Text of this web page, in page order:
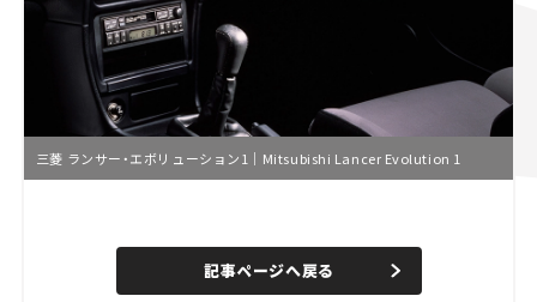
三菱 ランサー・エボリューション1｜Mitsubishi Lancer Evolution 1
n
e
d
記事ページへ戻る